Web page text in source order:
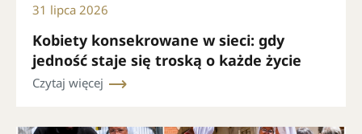
31 lipca 2026
Kobiety konsekrowane w sieci: gdy
jedność staje się troską o każde życie
Czytaj więcej